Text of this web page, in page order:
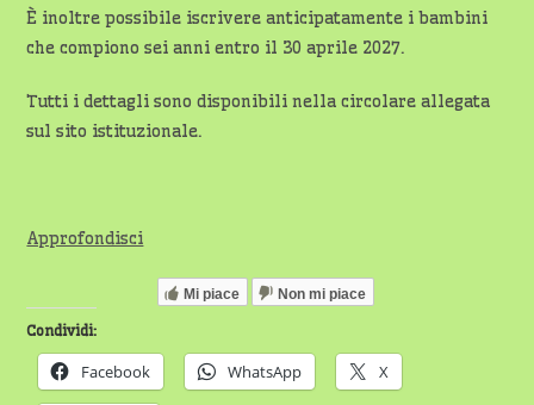
È inoltre possibile iscrivere anticipatamente i bambini
che compiono sei anni entro il 30 aprile 2027.
Tutti i dettagli sono disponibili nella circolare allegata
sul sito istituzionale.
Approfondisci
Mi piace Non mi piace
Condividi:
Facebook WhatsApp X